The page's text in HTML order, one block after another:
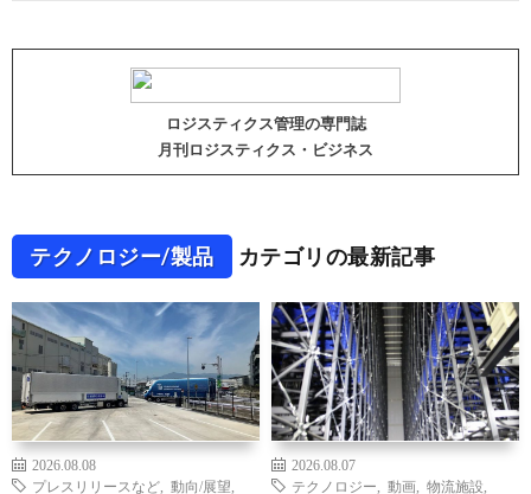
ロジスティクス管理の専門誌
月刊ロジスティクス・ビジネス
テクノロジー/製品 カテゴリの最新記事
2026.08.08
プレスリリースなど
動向/展望
2026.08.07
テクノロジー
動画 物流施設